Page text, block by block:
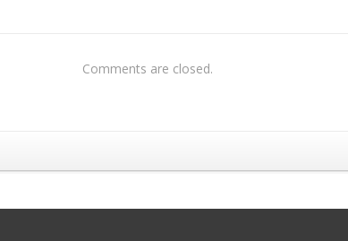
Comments are closed.